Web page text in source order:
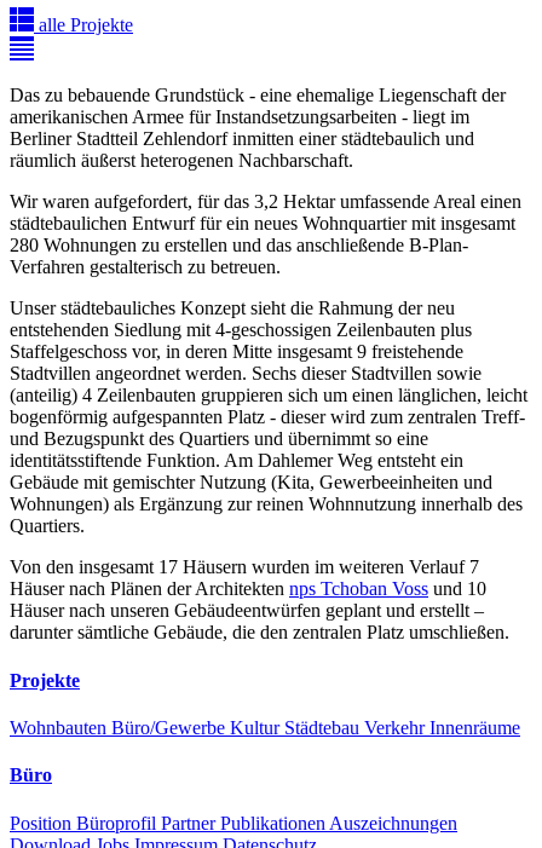
alle Projekte
Das zu bebauende Grundstück - eine ehemalige Liegenschaft der
amerikanischen Armee für Instandsetzungsarbeiten - liegt im
Berliner Stadtteil Zehlendorf inmitten einer städtebaulich und
räumlich äußerst heterogenen Nachbarschaft.
Wir waren aufgefordert, für das 3,2 Hektar umfassende Areal einen
städtebaulichen Entwurf für ein neues Wohnquartier mit insgesamt
280 Wohnungen zu erstellen und das anschließende B-Plan-
Verfahren gestalterisch zu betreuen.
Unser städtebauliches Konzept sieht die Rahmung der neu
entstehenden Siedlung mit 4-geschossigen Zeilenbauten plus
Staffelgeschoss vor, in deren Mitte insgesamt 9 freistehende
Stadtvillen angeordnet werden. Sechs dieser Stadtvillen sowie
(anteilig) 4 Zeilenbauten gruppieren sich um einen länglichen, leicht
bogenförmig aufgespannten Platz - dieser wird zum zentralen Treff-
und Bezugspunkt des Quartiers und übernimmt so eine
identitätsstiftende Funktion. Am Dahlemer Weg entsteht ein
Gebäude mit gemischter Nutzung (Kita, Gewerbeeinheiten und
Wohnungen) als Ergänzung zur reinen Wohnnutzung innerhalb des
Quartiers.
Von den insgesamt 17 Häusern wurden im weiteren Verlauf 7
Häuser nach Plänen der Architekten nps Tchoban Voss und 10
Häuser nach unseren Gebäudeentwürfen geplant und erstellt –
darunter sämtliche Gebäude, die den zentralen Platz umschließen.
Projekte
Wohnbauten Büro/Gewerbe Kultur Städtebau VerkehrInnenräume
Büro
Position Büroprofil PartnerPublikationen Auszeichnungen